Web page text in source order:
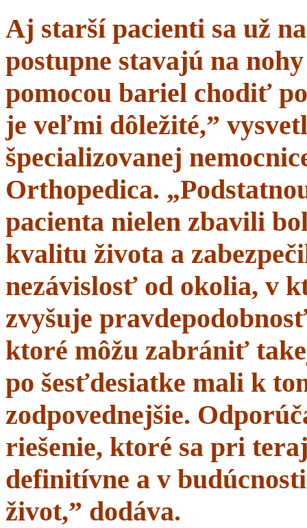
Aj starší pacienti sa už
postupne stavajú na
pomocou bariel chodiť
je veľmi dôležité,”
špecializovanej
Orthopedica.
pacienta nielen zbavili
kvalitu života a
nezávislosť od okolia, v
zvyšuje
ktoré môžu zabrániť
po šesťdesiatke mali k
zodpovednejšie.
riešenie, ktoré sa pri
definitívne a v
život,” dodáva.